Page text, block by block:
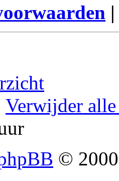
Verwijder
©